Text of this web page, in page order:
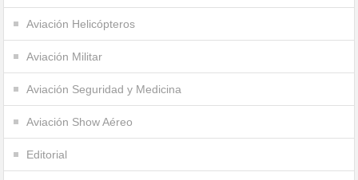
Aviación Helicópteros
Aviación Militar
Aviación Seguridad y Medicina
Aviación Show Aéreo
Editorial